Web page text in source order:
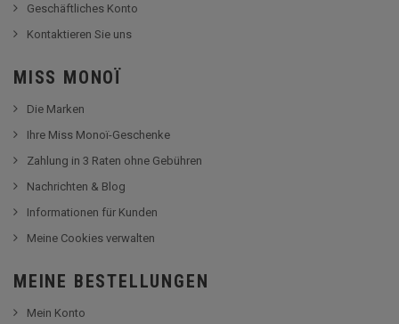
Geschäftliches Konto
Kontaktieren Sie uns
MISS MONOÏ
Die Marken
Ihre Miss Monoï-Geschenke
Zahlung in 3 Raten ohne Gebühren
Nachrichten & Blog
Informationen für Kunden
Meine Cookies verwalten
MEINE BESTELLUNGEN
Mein Konto